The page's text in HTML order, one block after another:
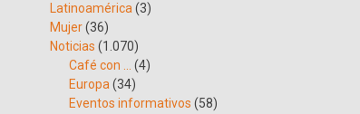
Latinoamérica (3)
Mujer(36)
Noticias (1.070)
Café con …
(4)
Europa (34)
Eventos informativos (58)